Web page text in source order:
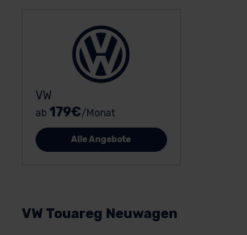
VW
ab 179€/Monat
Alle Angebote
VW Touareg Neuwagen